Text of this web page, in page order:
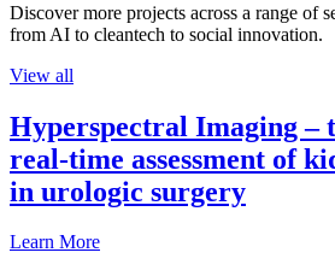
Discover more projects across a range of
from AI to cleantech to social innovation.
View all
Hyperspectral Imaging –
real-time assessment of
in urologic surgery
Learn More